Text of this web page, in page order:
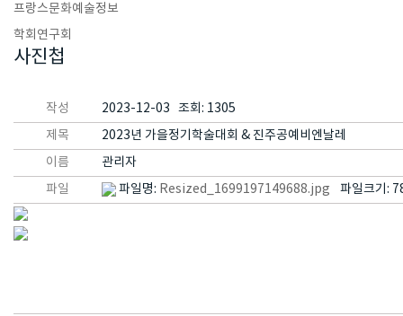
프랑스문화예술정보
학회연구회
사진첩
작성
2023-12-03 조회: 1305
제목
2023년 가을정기학술대회 & 진주공예비엔날레
이름
관리자
파일
파일명: Resized_1699197149688.jpg 파일크기: